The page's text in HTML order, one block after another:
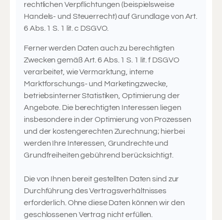
rechtlichen Verpflichtungen (beispielsweise
Handels- und Steuerrecht) auf Grundlage von Art.
6 Abs. 1 S. 1 lit. c DSGVO.
Ferner werden Daten auch zu berechtigten
Zwecken gemäß Art. 6 Abs. 1 S. 1 lit. f DSGVO
verarbeitet, wie Vermarktung, interne
Marktforschungs- und Marketingzwecke,
betriebsinterner Statistiken, Optimierung der
Angebote. Die berechtigten Interessen liegen
insbesondere in der Optimierung von Prozessen
und der kostengerechten Zurechnung; hierbei
werden Ihre Interessen, Grundrechte und
Grundfreiheiten gebührend berücksichtigt.
Die von Ihnen bereit gestellten Daten sind zur
Durchführung des Vertragsverhältnisses
erforderlich. Ohne diese Daten können wir den
geschlossenen Vertrag nicht erfüllen.